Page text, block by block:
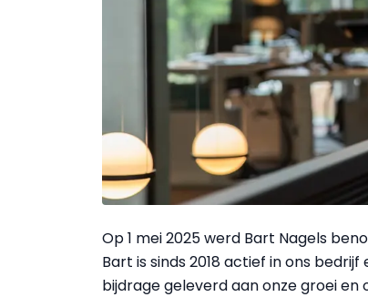
Op 1 mei 2025 werd Bart Nagels
Bart is sinds 2018 actief in ons
bijdrage geleverd aan onze groei